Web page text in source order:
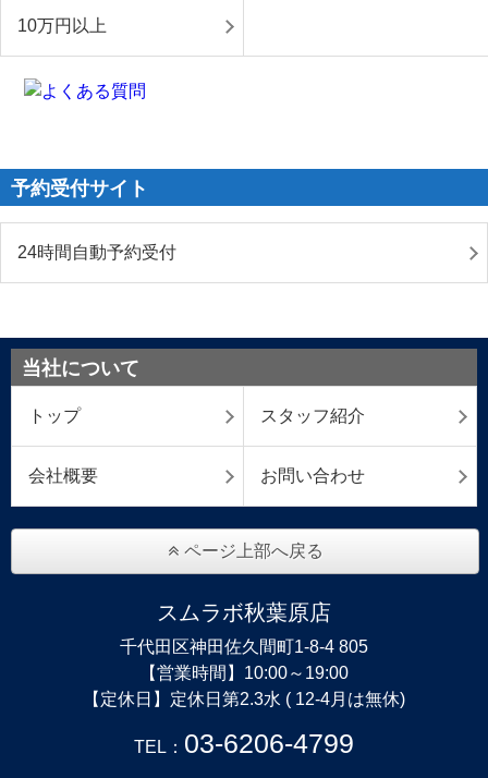
10万円以上
予約受付サイト
24時間自動予約受付
当社について
トップ スタッフ紹介
会社概要 お問い合わせ
ページ上部へ戻る
スムラボ秋葉原店
千代田区神田佐久間町1-8-4 805
【営業時間】10:00～19:00
【定休日】定休日第2.3水 ( 12-4月は無休)
TEL： 03-6206-4799